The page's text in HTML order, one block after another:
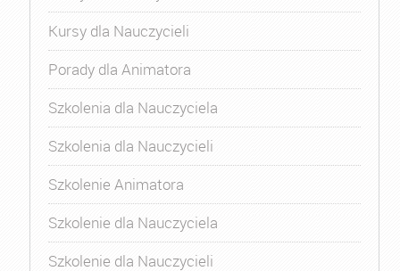
Kursy dla Nauczycieli
Porady dla Animatora
Szkolenia dla Nauczyciela
Szkolenia dla Nauczycieli
Szkolenie Animatora
Szkolenie dla Nauczyciela
Szkolenie dla Nauczycieli